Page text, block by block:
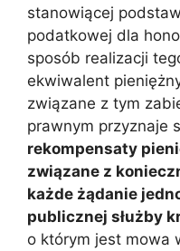
stanowiącej
podatkowej dla
sposób realizacji
ekwiwalent
związane z tym
prawnym przyznaje
rekompensaty
związane z
każde żądanie
publicznej służby
o którym jest mowa